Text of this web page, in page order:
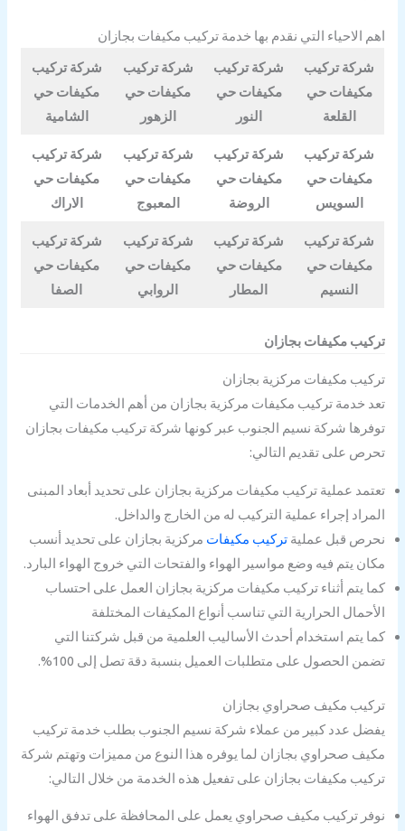
اهم الاحياء التي نقدم بها خدمة تركيب مكيفات بجازان
شركة تركيب
مكيفات حي
القلعة
شركة تركيب
مكيفات حي
النور
شركة تركيب
مكيفات حي
الزهور
شركة تركيب
مكيفات حي
الشامية
شركة تركيب
مكيفات حي
السويس
شركة تركيب
مكيفات حي
الروضة
شركة تركيب
مكيفات حي
المعبوج
شركة تركيب
مكيفات حي
الاراك
شركة تركيب
مكيفات حي
النسيم
شركة تركيب
مكيفات حي
المطار
شركة تركيب
مكيفات حي
الروابي
شركة تركيب
مكيفات حي
الصفا
تركيب مكيفات بجازان
تركيب مكيفات مركزية بجازان
تعد خدمة تركيب مكيفات مركزية بجازان من أهم الخدمات التي
توفرها شركة نسيم الجنوب عبر كونها شركة تركيب مكيفات بجازان
تحرص على تقديم التالي:
تعتمد عملية تركيب مكيفات مركزية بجازان على تحديد أبعاد المبنى
المراد إجراء عملية التركيب له من الخارج والداخل.
نحرص قبل عمليةتركيب مكيفات مركزية بجازان على تحديد أنسب
مكان يتم فيه وضع مواسير الهواء والفتحات التي خروج الهواء البارد.
كما يتم أثناء تركيب مكيفات مركزية بجازان العمل على احتساب
الأحمال الحرارية التي تناسب أنواع المكيفات المختلفة
كما يتم استخدام أحدث الأساليب العلمية من قبل شركتنا التي
تضمن الحصول على متطلبات العميل بنسبة دقة تصل إلى 100%.
تركيب مكيف صحراوي بجازان
يفضل عدد كبير من عملاء شركة نسيم الجنوب بطلب خدمة تركيب
مكيف صحراوي بجازان لما يوفره هذا النوع من مميزات وتهتم شركة
تركيب مكيفات بجازان على تفعيل هذه الخدمة من خلال التالي:
نوفر تركيب مكيف صحراوي يعمل على المحافظة على تدفق الهواء